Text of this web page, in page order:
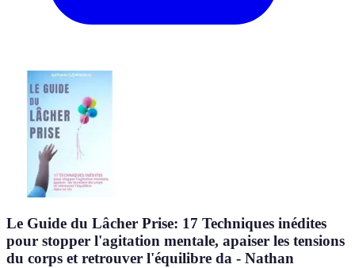
Le Guide du Lâcher Prise: 17 Techniques inédites
pour stopper l'agitation mentale, apaiser les tensions
du corps et retrouver l'équilibre da - Nathan